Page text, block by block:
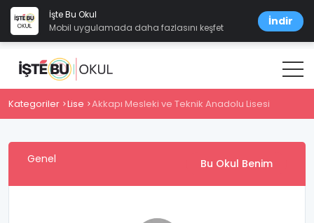
İşte Bu Okul
Mobil uygulamada daha fazlasını keşfet
İndir
Kategoriler Lise Akkapı Mesleki ve Teknik Anadolu Lisesi
Genel Bu Okul Benim